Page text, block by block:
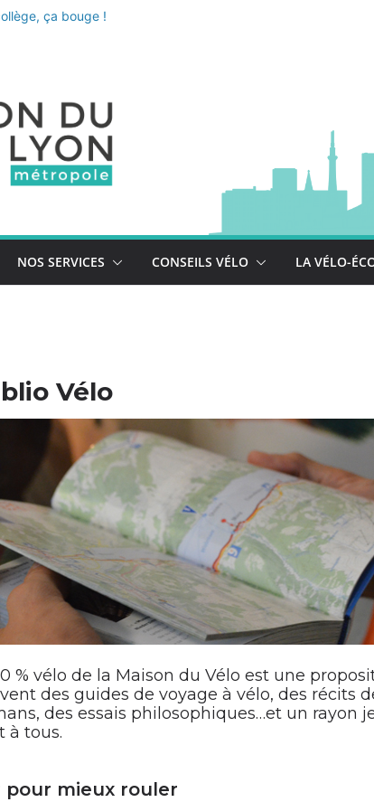
ça bouge !
NOS SERVICES CONSEILS VÉLO LA VÉLO-
Vélo
% vélo de la Maison du Vélo est une
des guides de voyage à vélo, des récits
des essais philosophiques…et un rayon
à tous.
mieux rouler